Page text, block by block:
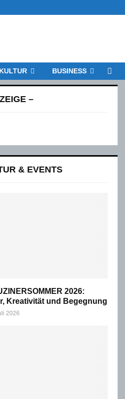
KULTUR BUSINESS
–
& EVENTS
2026:
Kreativität und Begegnung
2026